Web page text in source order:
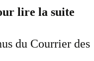
lire la suite
du Courrier des